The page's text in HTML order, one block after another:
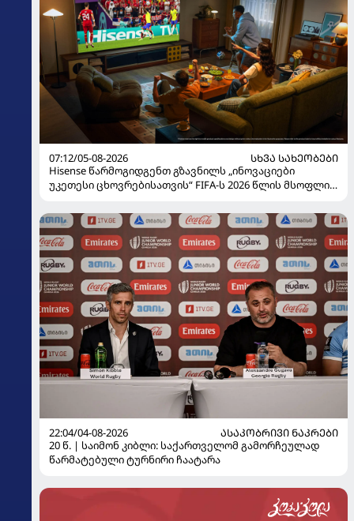
07:12/05-08-2026
ᲡᲮᲕᲐ ᲡᲐᲮᲔᲝᲑᲔᲑᲘ
Hisense წარმოგიდგენთ გზავნილს „ინოვაციები
უკეთესი ცხოვრებისათვის“ FIFA-ს 2026 წლის მსოფლიო
22:04/04-08-2026
ᲐᲡᲐᲙᲝᲑᲠᲘᲕᲘ ᲜᲐᲙᲠᲔᲑᲘ
20 წ. | საიმონ კიბლი: საქართველომ გამორჩეულად
წარმატებული ტურნირი ჩაატარა